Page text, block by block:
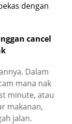
dengan
cancel
Dalam
mana nak
minute, atau
makanan,
jalan.